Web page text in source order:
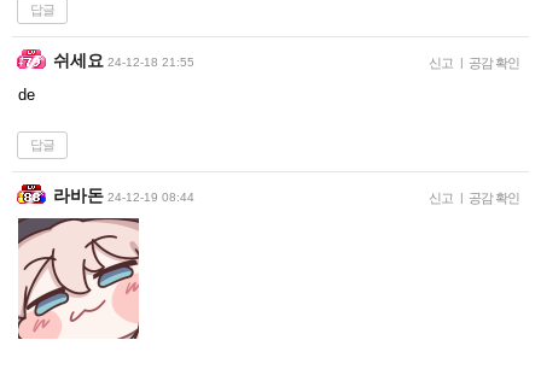
답글
쉬세요 24-12-18 21:55 신고 | 공감 확인
de
답글
라바돈 24-12-19 08:44 신고 | 공감 확인